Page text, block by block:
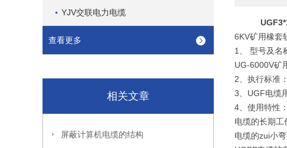
YJV交联电力电缆
查看更多
相关文章
屏蔽计算机电缆的结构
6KV矿用橡套
1、 型号及名
UG-6000V矿
2、执行标准
3、UGF电缆
4、使用特性
电缆的长期工
电缆的zui小